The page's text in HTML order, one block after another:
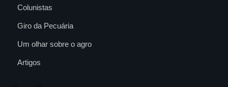
Colunistas
Giro da Pecuária
Um olhar sobre o agro
Artigos